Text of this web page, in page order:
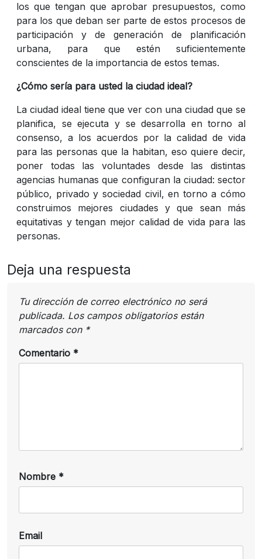
los que tengan que aprobar presupuestos, como
para los que deban ser parte de estos procesos de
participación y de generación de planificación
urbana, para que estén suficientemente
conscientes de la importancia de estos temas.
¿Cómo sería para usted la ciudad ideal?
La ciudad ideal tiene que ver con una ciudad que se
planifica, se ejecuta y se desarrolla en torno al
consenso, a los acuerdos por la calidad de vida
para las personas que la habitan, eso quiere decir,
poner todas las voluntades desde las distintas
agencias humanas que configuran la ciudad: sector
público, privado y sociedad civil, en torno a cómo
construimos mejores ciudades y que sean más
equitativas y tengan mejor calidad de vida para las
personas.
Deja una respuesta
Tu dirección de correo electrónico no será
publicada. Los campos obligatorios están
marcados con *
Comentario *
Nombre *
Email